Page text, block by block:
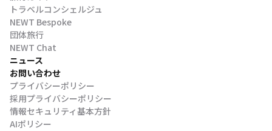
トラベルコンシェルジュ
NEWT Bespoke
団体旅行
NEWT Chat
ニュース
お問い合わせ
プライバシーポリシー
採用プライバシーポリシー
情報セキュリティ基本方針
AIポリシー